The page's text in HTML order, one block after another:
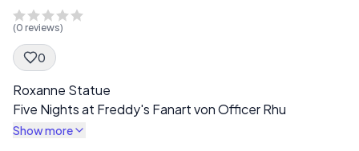
(0 reviews)
0
Spec Description
Roxanne Statue
Five Nights at Freddy's Fanart von Officer Rhu
Show more